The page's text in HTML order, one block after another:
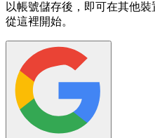
以帳號儲存後，即可在其他
從這裡開始。